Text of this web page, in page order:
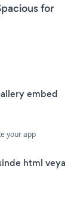
for
embed
your app
html veya